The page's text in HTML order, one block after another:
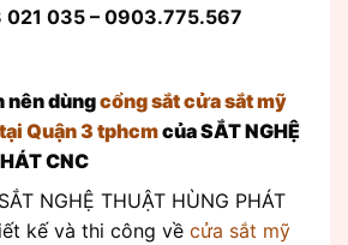
035 – 0903.775.567
nên dùngcổng sắt cửa sắt mỹ
Quận 3 tphcmcủa SẮT NGHỆ
CNC
SẮT NGHỆ THUẬT HÙNG PHÁT
kế và thi công về cửa sắt mỹ